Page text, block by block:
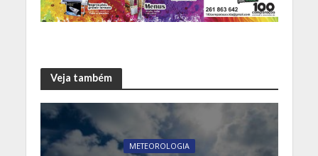
Veja também
METEOROLOGIA